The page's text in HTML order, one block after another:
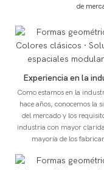
de
Experiencia en la
Como estamos en la
hace años, conocemos la
del mercado y los
industria con mayor
mayoría de los